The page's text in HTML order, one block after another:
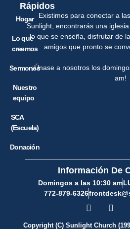
Rápidos
Hogar
Lo que
creemos
Sermones
Nuestro
equipo
SCA
(Escuela)
Donación
Existimos para conectar a
Sunlight, encontrarás una
lo que se enseña, disfrutar de
amigos que pronto se
¡Únase a nosotros los
am!
Información De
Domingos a las 10:30 am
772-879-6326
Copyright (C) Sunlight Church